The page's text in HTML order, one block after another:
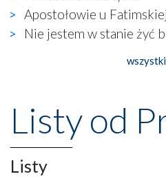
widzieliśmy w urokliwym,
gdzie w miejscu dawnego
księgarnia.
Nasze pielgrzymkowe
wznoszono na chwałę Bożą,
Opatrznościową
niepodległość kraju. Zachwyt
misterna architektura tych
wspaniałe zdobienia,
Apostołowie u
Nie jestem w stanie żyć
Listy od
Listy